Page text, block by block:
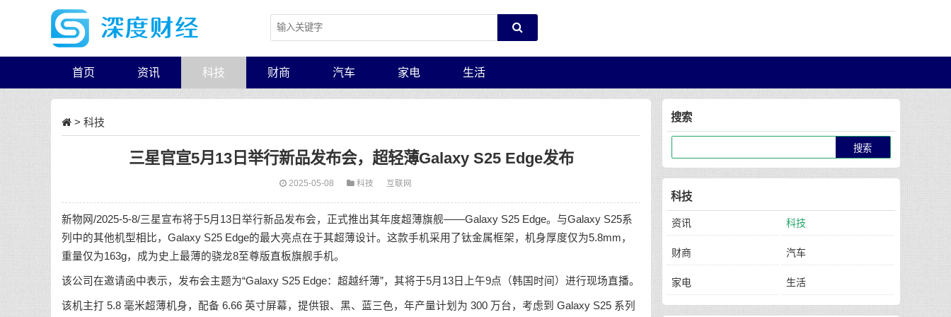
首页 资讯 科技 财商 汽车 家电 生活
> 科技
三星官宣5月13日举行新品发布会，超轻薄Galaxy S25 Edge发布
2025-05-08 科技 互联网
新物网/2025-5-8/三星宣布将于5月13日举行新品发布会，正式推出其年度超薄旗舰——Galaxy S25 Edge。与Galaxy S25系
列中的其他机型相比，Galaxy S25 Edge的最大亮点在于其超薄设计。这款手机采用了钛金属框架，机身厚度仅为5.8mm，
重量仅为163g，成为史上最薄的骁龙8至尊版直板旗舰手机。
该公司在邀请函中表示，发布会主题为“Galaxy S25 Edge：超越纤薄”，其将于5月13日上午9点（韩国时间）进行现场直播。
该机主打 5.8 毫米超薄机身，配备 6.66 英寸屏幕，提供银、黑、蓝三色，年产量计划为 300 万台，考虑到 Galaxy S25 系列
搜索
科技
资讯 科技
财商 汽车
家电 生活